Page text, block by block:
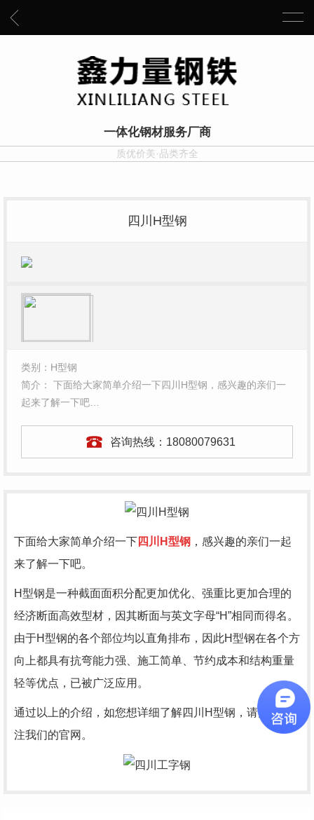
一体化钢材服务厂商
质优价美·品类齐全
四川H型钢
类别：H型钢
简介： 下面给大家简单介绍一下四川H型钢，感兴趣的亲们一
起来了解一下吧…
咨询热线： 18080079631
下面给大家简单介绍一下四川H型钢 ，感兴趣的亲们一起
来了解一下吧。
H型钢是一种截面面积分配更加优化、强重比更加合理的
经济断面高效型材，因其断面与英文字母“H”相同而得名。
由于H型钢的各个部位均以直角排布，因此H型钢在各个方
向上都具有抗弯能力强、施工简单、节约成本和结构重量
轻等优点，已被广泛应用。
通过以上的介绍，如您想详细了解四川H型钢，请多多关
注我们的官网。